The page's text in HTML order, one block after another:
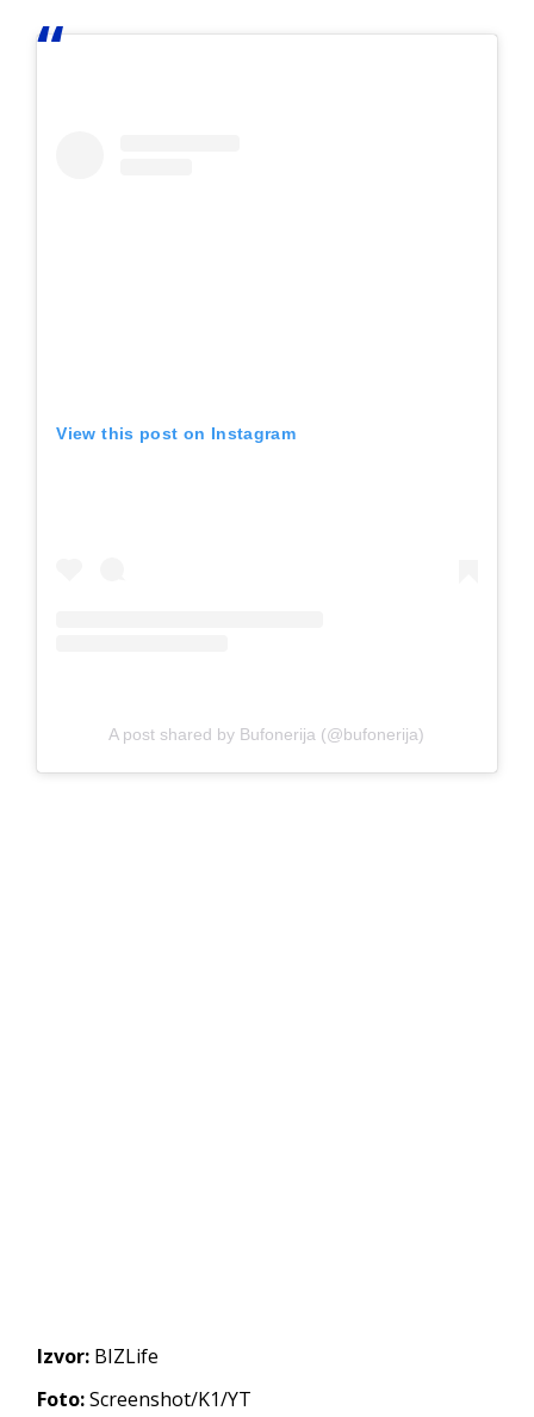
View this post on Instagram
A post shared by Bufonerija (@bufonerija)
Izvor: BIZLife
Foto:Screenshot/K1/YT